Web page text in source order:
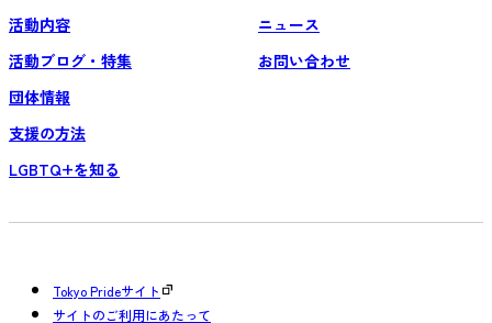
活動内容
活動ブログ・特集
団体情報
支援の方法
LGBTQ+を知る
ニュース
お問い合わせ
Tokyo Prideサイト
サイトのご利用にあたって